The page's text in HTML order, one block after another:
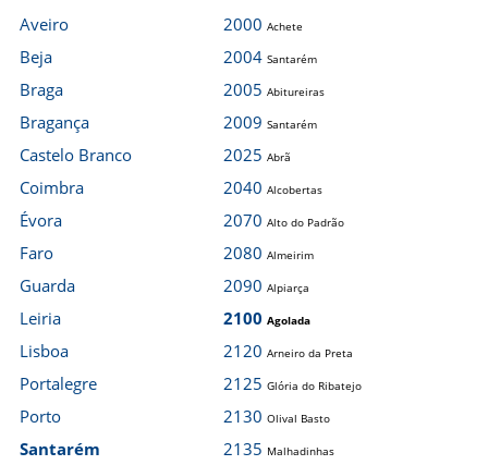
Aveiro
Beja
Braga
Bragança
Castelo Branco
Coimbra
Évora
Faro
Guarda
Leiria
Lisboa
Portalegre
Porto
Santarém
2000 Achete
2004 Santarém
2005 Abitureiras
2009 Santarém
2025 Abrã
2040 Alcobertas
2070 Alto do Padrão
2080 Almeirim
2090 Alpiarça
2100 Agolada
2120 Arneiro da Preta
2125 Glória do Ribatejo
2130 Olival Basto
2135 Malhadinhas